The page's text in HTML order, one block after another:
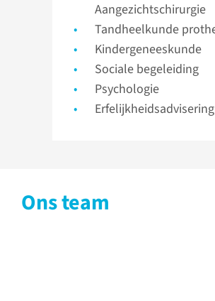
Aangezichtschirurgie
Tandheelkunde
Kindergeneeskunde
Sociale begeleiding
Psychologie
Erfelijkheidsadvisering
Ons team